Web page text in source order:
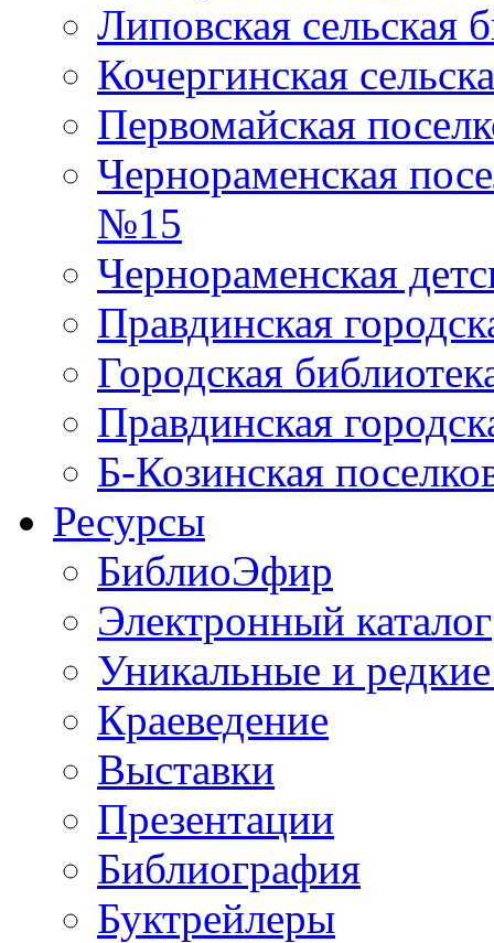
Липовская сельская
Кочергинская
Первомайская
Чернораменская
№15
Чернораменская
Правдинская
Городская
Правдинская
Б-Козинская
Ресурсы
БиблиоЭфир
Электронный каталог
Уникальные и
Краеведение
Выставки
Презентации
Библиография
Буктрейлеры